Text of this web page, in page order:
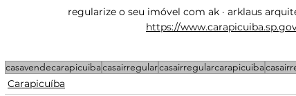
regularize o seu imóvel com ak · arklaus
https://
casavendecarapicuibacasairregularcasairregularcarapicuiba
Carapicuíba